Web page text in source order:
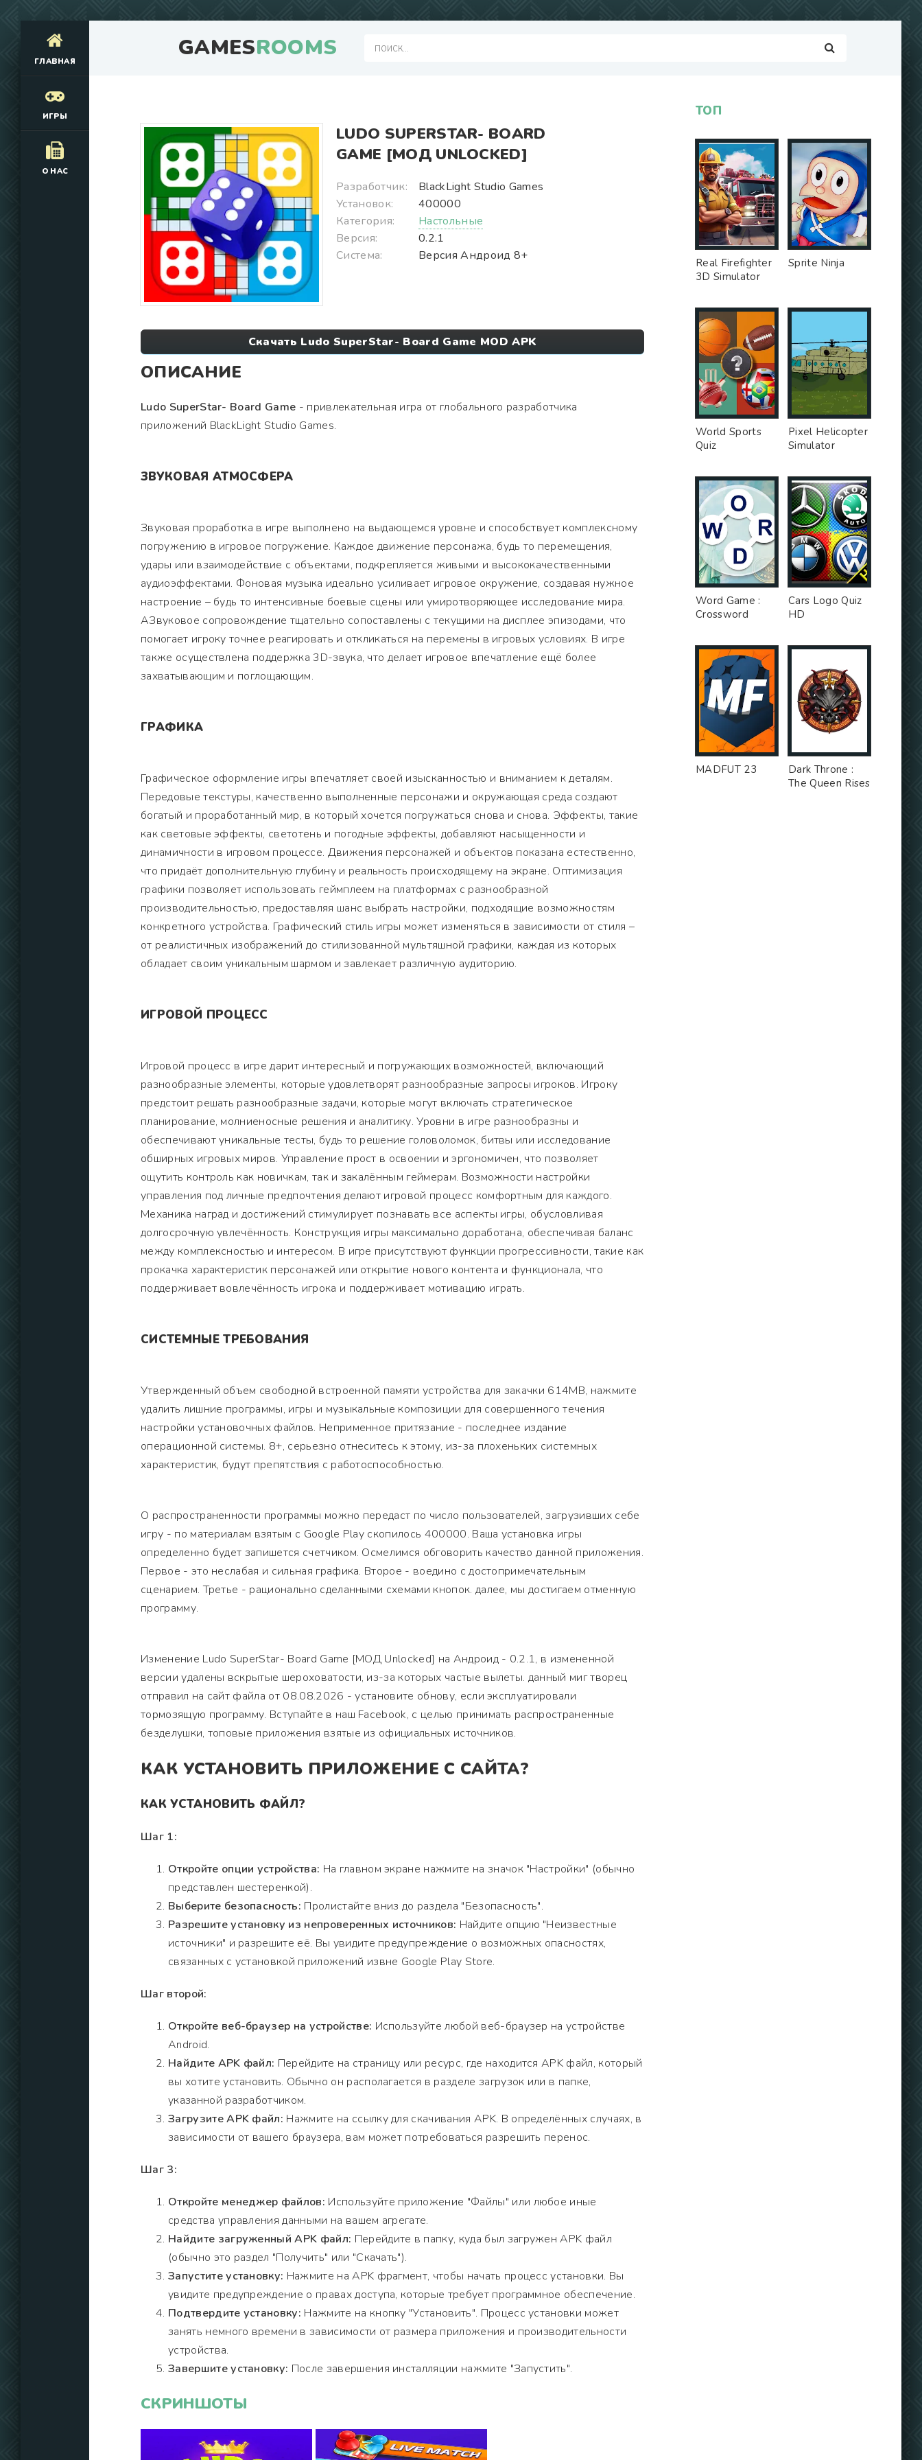
GAMESROOMS
ГЛАВНАЯ
ИГРЫ
О НАС
LUDO SUPERSTAR- BOARD
GAME [МОД UNLOCKED]
Разработчик:
BlackLight Studio Games
Установок:
400000
Категория:
Настольные
Версия:
0.2.1
Система:
Версия Андроид 8+
Скачать Ludo SuperStar- Board Game MOD APK
ОПИСАНИЕ
Ludo SuperStar- Board Game - привлекательная игра от глобального разработчика
приложений BlackLight Studio Games.
ЗВУКОВАЯ АТМОСФЕРА
Звуковая проработка в игре выполнено на выдающемся уровне и способствует комплексному
погружению в игровое погружение. Каждое движение персонажа, будь то перемещения,
удары или взаимодействие с объектами, подкрепляется живыми и высококачественными
аудиоэффектами. Фоновая музыка идеально усиливает игровое окружение, создавая нужное
настроение – будь то интенсивные боевые сцены или умиротворяющее исследование мира.
АЗвуковое сопровождение тщательно сопоставлены с текущими на дисплее эпизодами, что
помогает игроку точнее реагировать и откликаться на перемены в игровых условиях. В игре
также осуществлена поддержка 3D-звука, что делает игровое впечатление ещё более
захватывающим и поглощающим.
ГРАФИКА
Графическое оформление игры впечатляет своей изысканностью и вниманием к деталям.
Передовые текстуры, качественно выполненные персонажи и окружающая среда создают
богатый и проработанный мир, в который хочется погружаться снова и снова. Эффекты, такие
как световые эффекты, светотень и погодные эффекты, добавляют насыщенности и
динамичности в игровом процессе. Движения персонажей и объектов показана естественно,
что придаёт дополнительную глубину и реальность происходящему на экране. Оптимизация
графики позволяет использовать геймплеем на платформах с разнообразной
производительностью, предоставляя шанс выбрать настройки, подходящие возможностям
конкретного устройства. Графический стиль игры может изменяться в зависимости от стиля –
от реалистичных изображений до стилизованной мультяшной графики, каждая из которых
обладает своим уникальным шармом и завлекает различную аудиторию.
ИГРОВОЙ ПРОЦЕСС
Игровой процесс в игре дарит интересный и погружающих возможностей, включающий
разнообразные элементы, которые удовлетворят разнообразные запросы игроков. Игроку
предстоит решать разнообразные задачи, которые могут включать стратегическое
планирование, молниеносные решения и аналитику. Уровни в игре разнообразны и
обеспечивают уникальные тесты, будь то решение головоломок, битвы или исследование
обширных игровых миров. Управление прост в освоении и эргономичен, что позволяет
ощутить контроль как новичкам, так и закалённым геймерам. Возможности настройки
управления под личные предпочтения делают игровой процесс комфортным для каждого.
Механика наград и достижений стимулирует познавать все аспекты игры, обусловливая
долгосрочную увлечённость. Конструкция игры максимально доработана, обеспечивая баланс
между комплексностью и интересом. В игре присутствуют функции прогрессивности, такие как
прокачка характеристик персонажей или открытие нового контента и функционала, что
поддерживает вовлечённость игрока и поддерживает мотивацию играть.
СИСТЕМНЫЕ ТРЕБОВАНИЯ
Утвержденный объем свободной встроенной памяти устройства для закачки 614MB, нажмите
удалить лишние программы, игры и музыкальные композиции для совершенного течения
настройки установочных файлов. Неприменное притязание - последнее издание
операционной системы. 8+, серьезно отнеситесь к этому, из-за плохеньких системных
характеристик, будут препятствия с работоспособностью.
О распространенности программы можно передаст по число пользователей, загрузивших себе
игру - по материалам взятым с Google Play скопилось 400000. Ваша установка игры
определенно будет запишется счетчиком. Осмелимся обговорить качество данной приложения.
Первое - это неслабая и сильная графика. Второе - воедино с достопримечательным
сценарием. Третье - рационально сделанными схемами кнопок. далее, мы достигаем отменную
программу.
Изменение Ludo SuperStar- Board Game [МОД Unlocked] на Андроид - 0.2.1, в измененной
версии удалены вскрытые шероховатости, из-за которых частые вылеты. данный миг творец
отправил на сайт файла от 08.08.2026 - установите обнову, если эксплуатировали
тормозящую программу. Вступайте в наш Facebook, с целью принимать распространенные
безделушки, топовые приложения взятые из официальных источников.
КАК УСТАНОВИТЬ ПРИЛОЖЕНИЕ С САЙТА?
КАК УСТАНОВИТЬ ФАЙЛ?
Шаг 1:
Откройте опции устройства: На главном экране нажмите на значок "Настройки" (обычно
представлен шестеренкой).
Выберите безопасность: Пролистайте вниз до раздела "Безопасность".
Разрешите установку из непроверенных источников: Найдите опцию "Неизвестные
источники" и разрешите её. Вы увидите предупреждение о возможных опасностях,
связанных с установкой приложений извне Google Play Store.
Шаг второй:
Откройте веб-браузер на устройстве: Используйте любой веб-браузер на устройстве
Android.
Найдите APK файл: Перейдите на страницу или ресурс, где находится APK файл, который
вы хотите установить. Обычно он располагается в разделе загрузок или в папке,
указанной разработчиком.
Загрузите APK файл: Нажмите на ссылку для скачивания APK. В определённых случаях, в
зависимости от вашего браузера, вам может потребоваться разрешить перенос.
Шаг 3:
Откройте менеджер файлов: Используйте приложение "Файлы" или любое иные
средства управления данными на вашем агрегате.
Найдите загруженный APK файл: Перейдите в папку, куда был загружен APK файл
(обычно это раздел "Получить" или "Скачать").
Запустите установку: Нажмите на APK фрагмент, чтобы начать процесс установки. Вы
увидите предупреждение о правах доступа, которые требует программное обеспечение.
Подтвердите установку: Нажмите на кнопку "Установить". Процесс установки может
занять немного времени в зависимости от размера приложения и производительности
устройства.
Завершите установку: После завершения инсталляции нажмите "Запустить".
СКРИНШОТЫ
ТОП
Real Firefighter
3D Simulator
Sprite Ninja
World Sports
Quiz
Pixel Helicopter
Simulator
Word Game :
Crossword
Cars Logo Quiz
HD
MADFUT 23
Dark Throne :
The Queen Rises